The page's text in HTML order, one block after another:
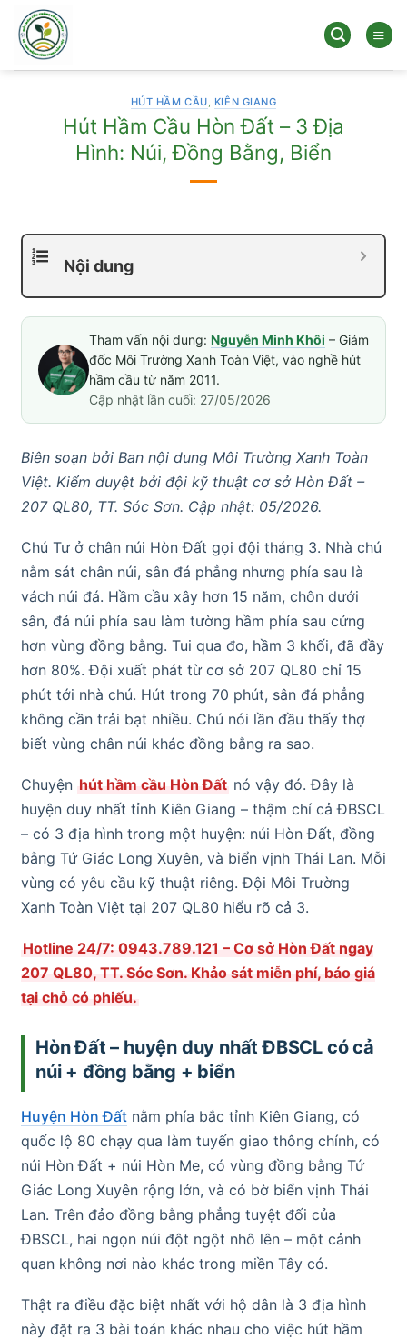
qua
dung
HÚT HẦM CẦU, KIÊN GIANG
Hút Hầm Cầu Hòn Đất – 3 Địa
Hình: Núi, Đồng Bằng, Biển
Nội dung
Tham vấn nội dung: Nguyễn Minh Khôi – Giám
đốc Môi Trường Xanh Toàn Việt, vào nghề hút
hầm cầu từ năm 2011.
Cập nhật lần cuối: 27/05/2026
Biên soạn bởi Ban nội dung Môi Trường Xanh Toàn
Việt. Kiểm duyệt bởi đội kỹ thuật cơ sở Hòn Đất –
207 QL80, TT. Sóc Sơn. Cập nhật: 05/2026.
Chú Tư ở chân núi Hòn Đất gọi đội tháng 3. Nhà chú
nằm sát chân núi, sân đá phẳng nhưng phía sau là
vách núi đá. Hầm cầu xây hơn 15 năm, chôn dưới
sân, đá núi phía sau làm tường hầm phía sau cứng
hơn vùng đồng bằng. Tui qua đo, hầm 3 khối, đã đầy
hơn 80%. Đội xuất phát từ cơ sở 207 QL80 chỉ 15
phút tới nhà chú. Hút trong 70 phút, sân đá phẳng
không cần trải bạt nhiều. Chú nói lần đầu thấy thợ
biết vùng chân núi khác đồng bằng ra sao.
Chuyện hút hầm cầu Hòn Đất nó vậy đó. Đây là
huyện duy nhất tỉnh Kiên Giang – thậm chí cả ĐBSCL
– có 3 địa hình trong một huyện: núi Hòn Đất, đồng
bằng Tứ Giác Long Xuyên, và biển vịnh Thái Lan. Mỗi
vùng có yêu cầu kỹ thuật riêng. Đội Môi Trường
Xanh Toàn Việt tại 207 QL80 hiểu rõ cả 3.
Hotline 24/7: 0943.789.121 – Cơ sở Hòn Đất ngay
207 QL80, TT. Sóc Sơn. Khảo sát miễn phí, báo giá
tại chỗ có phiếu.
Hòn Đất – huyện duy nhất ĐBSCL có cả
núi + đồng bằng + biển
Huyện Hòn Đất nằm phía bắc tỉnh Kiên Giang, có
quốc lộ 80 chạy qua làm tuyến giao thông chính, có
núi Hòn Đất + núi Hòn Me, có vùng đồng bằng Tứ
Giác Long Xuyên rộng lớn, và có bờ biển vịnh Thái
Lan. Trên đảo đồng bằng phẳng tuyệt đối của
ĐBSCL, hai ngọn núi đột ngột nhô lên – một cảnh
quan không nơi nào khác trong miền Tây có.
Thật ra điều đặc biệt nhất với hộ dân là 3 địa hình
này đặt ra 3 bài toán khác nhau cho việc hút hầm